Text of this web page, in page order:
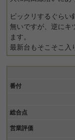
ビックリするぐらい
無いですが、逆にキ
ます。
最新台もそこそこ入
番付
総合点
営業評価